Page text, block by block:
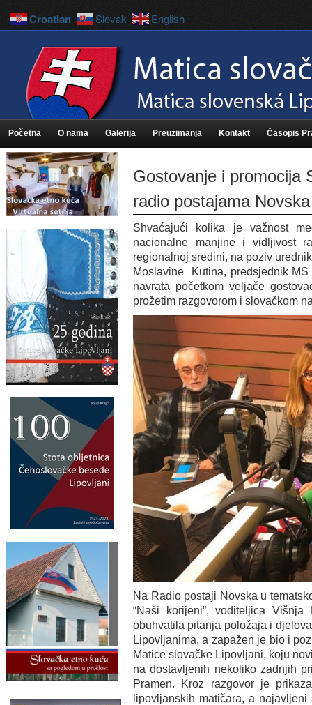
Početna O nama Galerija Preuzimanja Kontakt Časopis
Gostovanje i promocija
radio postajama
Shvaćajući kolika je važnost
nacionalne manjine i vidljivost
regionalnoj sredini, na poziv
Moslavine Kutina, predsjednik
navrata početkom veljače
prožetim razgovorom i slovačkom
Na Radio postaji Novska u
“Naši korijeni”, voditeljica
obuhvatila pitanja položaja i
Lipovljanima, a zapažen je bio i
Matice slovačke Lipovljani, koju
na dostavljenih nekoliko zadnjih
Pramen. Kroz razgovor je
lipovljanskih matičara, a
Croatian Slovak English